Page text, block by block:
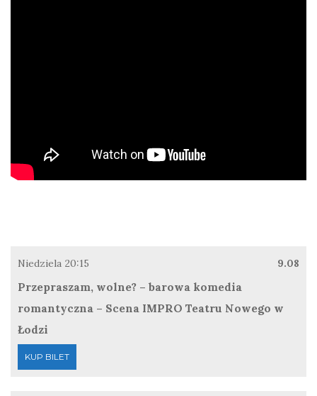
Przepraszam, wolne? – barowa komedia
romantyczna – Scena IMPRO Teatru Nowego w
Łodzi
Niedziela 20:15 9.08
KUP BILET